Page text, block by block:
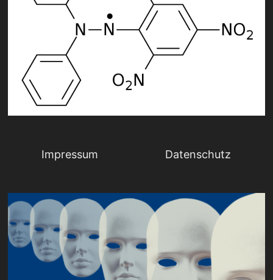
Impressum Datenschutz